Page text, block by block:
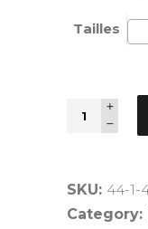
Tailles
Quantity
SKU: 44-1-
Category: